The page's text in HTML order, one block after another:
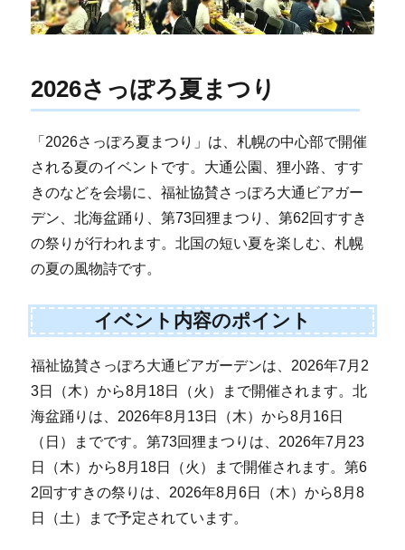
2026さっぽろ夏まつり
「2026さっぽろ夏まつり」は、札幌の中心部で開催
される夏のイベントです。大通公園、狸小路、すす
きのなどを会場に、福祉協賛さっぽろ大通ビアガー
デン、北海盆踊り、第73回狸まつり、第62回すすき
の祭りが行われます。北国の短い夏を楽しむ、札幌
の夏の風物詩です。
イベント内容のポイント
福祉協賛さっぽろ大通ビアガーデンは、2026年7月2
3日（木）から8月18日（火）まで開催されます。北
海盆踊りは、2026年8月13日（木）から8月16日
（日）までです。第73回狸まつりは、2026年7月23
日（木）から8月18日（火）まで開催されます。第6
2回すすきの祭りは、2026年8月6日（木）から8月8
日（土）まで予定されています。